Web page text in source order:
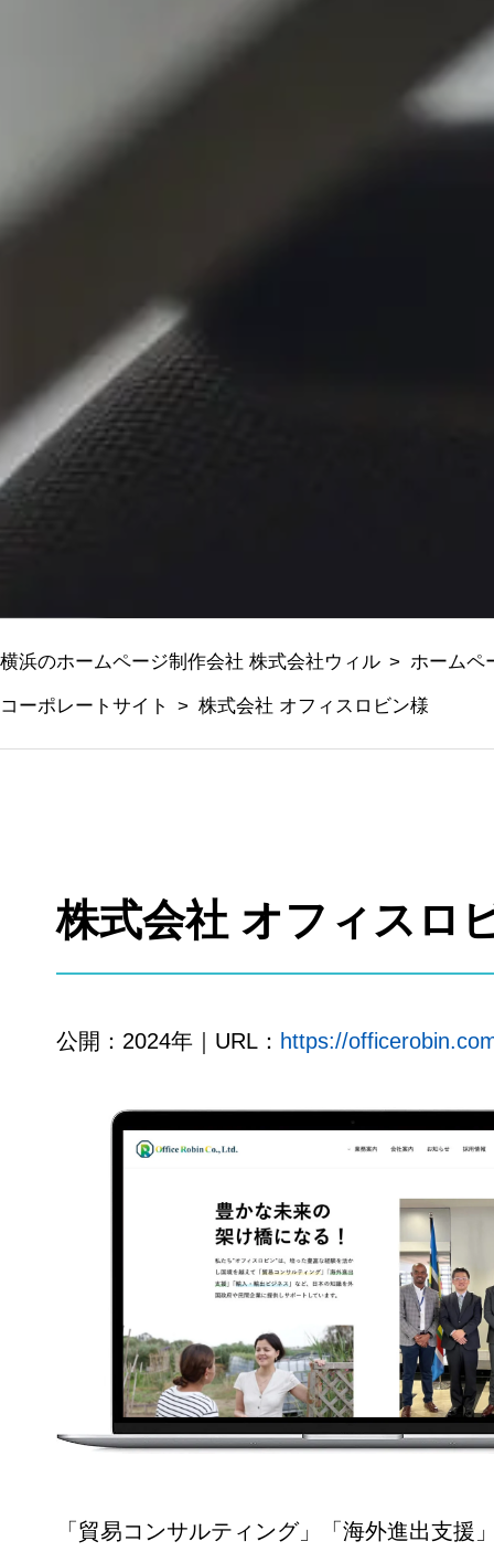
横浜のホームページ制作会社 株式会社ウィル ホームペ
コーポレートサイト 株式会社 オフィスロビン様
株式会社 オフィスロ
公開：2024年｜URL： https://
「貿易コンサルティング」「海外進出支援